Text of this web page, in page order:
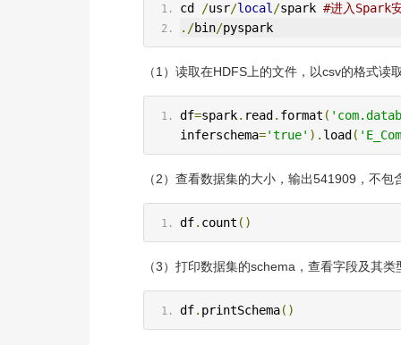
cd /usr/local/spark #进入Spark
./bin/pyspark
（1）读取在HDFS上的文件，以csv的格式读
df=spark. read . format (
inferschema='true' ). load (
（2）查看数据集的大小，输出541909，不包
df. count ()
（3）打印数据集的schema，查看字段及其
df. printSchema()